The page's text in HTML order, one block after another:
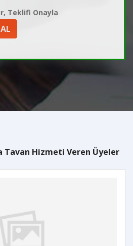
Teklifi Onayla
Tavan Hizmeti Veren Üyeler